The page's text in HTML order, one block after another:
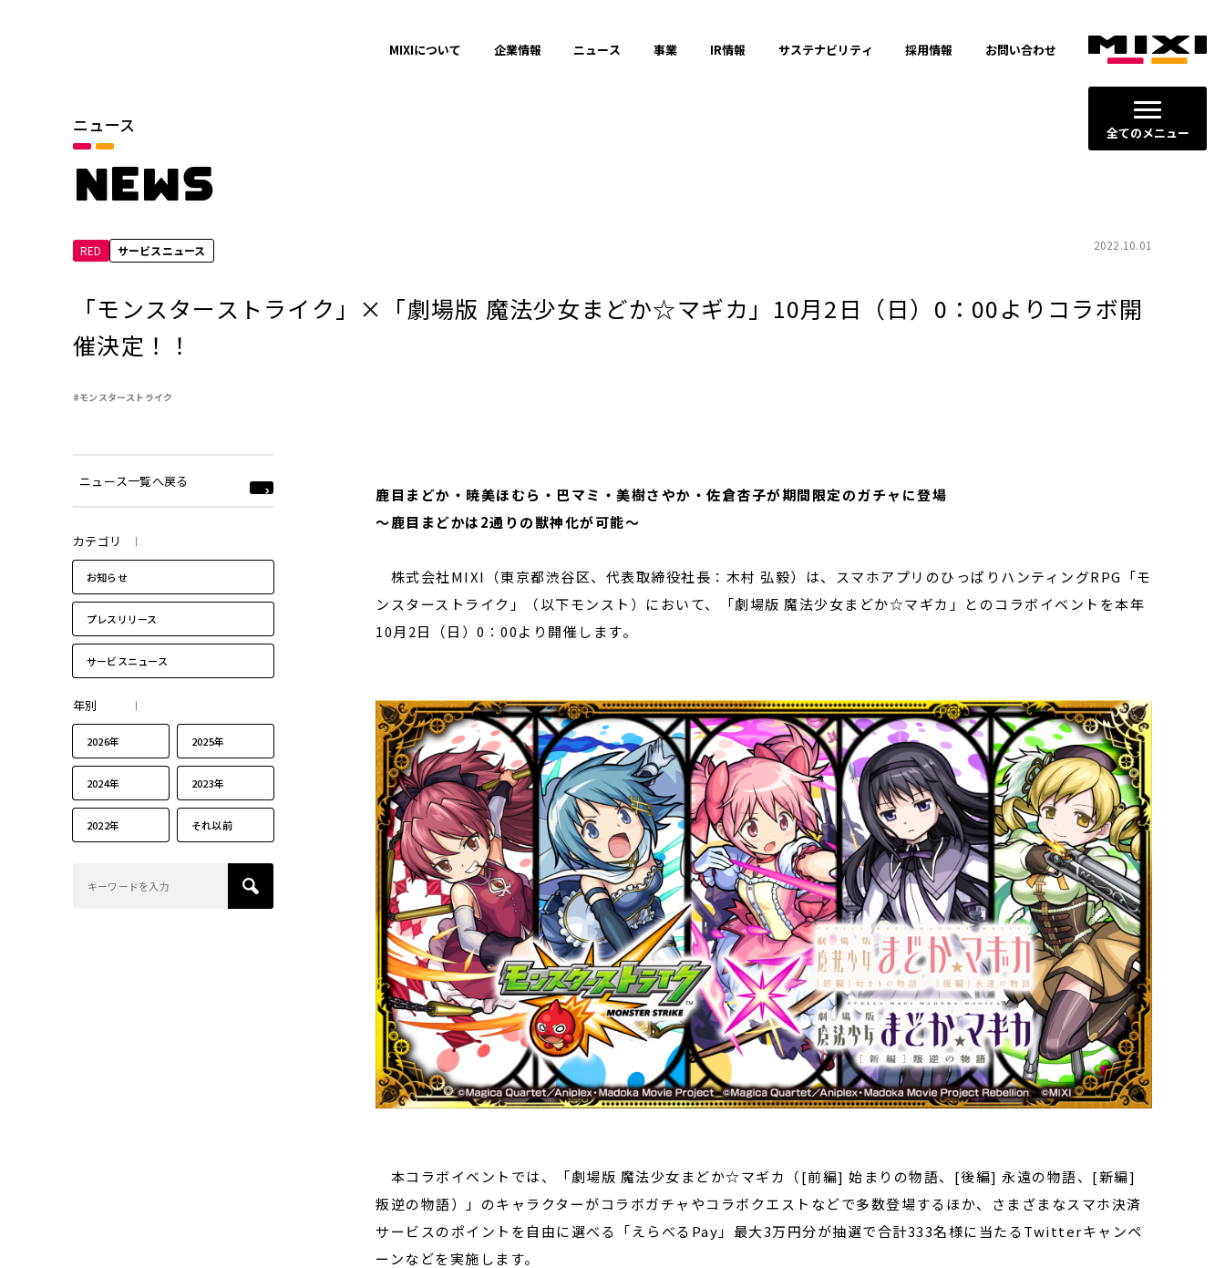
全てのメニュー
MIXIについて 企業情報 ニュース 事業 IR情報 サステナビリティ 採用情報 お問い合わせ
ニュース
NEWS
RED サービスニュース 2022.10.01
「モンスターストライク」×「劇場版 魔法少女まどか☆マギカ」10月2日（日）0：00よりコラボ開
催決定！！
#モンスターストライク
ニュース一覧へ戻る
カテゴリ
お知らせ
プレスリリース
サービスニュース
年別
2026年 2025年
2024年 2023年
2022年 それ以前
鹿目まどか・暁美ほむら・巴マミ・美樹さやか・佐倉杏子が期間限定のガチャに登場
～鹿目まどかは2通りの獣神化が可能～
株式会社MIXI（東京都渋谷区、代表取締役社長：木村 弘毅）は、スマホアプリのひっぱりハンティングRPG「モ
ンスターストライク」（以下モンスト）において、「劇場版 魔法少女まどか☆マギカ」とのコラボイベントを本年
10月2日（日）0：00より開催します。
本コラボイベントでは、「劇場版 魔法少女まどか☆マギカ（[前編] 始まりの物語、[後編] 永遠の物語、[新編]
叛逆の物語）」のキャラクターがコラボガチャやコラボクエストなどで多数登場するほか、さまざまなスマホ決済
サービスのポイントを自由に選べる「えらべるPay」最大3万円分が抽選で合計333名様に当たるTwitterキャンペ
ーンなどを実施します。
カテゴリ
サービスニュース